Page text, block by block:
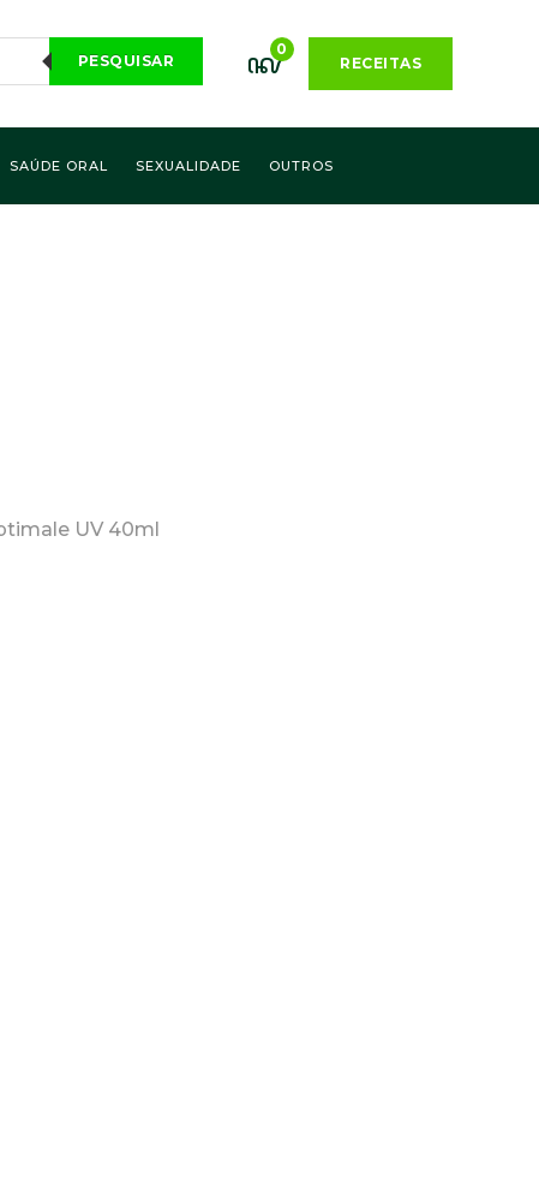
RECEITAS
0
PESQUISAR
SAÚDE ORAL SEXUALIDADE OUTROS
UV 40ml